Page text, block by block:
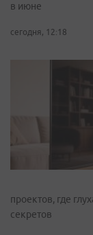
в июне
сегодня, 12:18
проектов, где
секретов